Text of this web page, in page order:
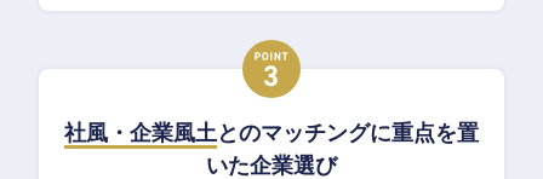
社風・企業風土とのマッチングに重点を置
いた企業選び